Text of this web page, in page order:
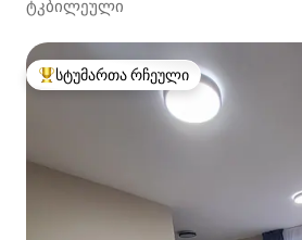
ტკბილეული
სტუმართა რჩეული მოწინავე ვარიანტი
სტუმართა რჩეული